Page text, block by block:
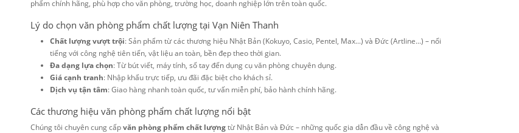
phẩm chính hãng, phù hợp cho văn phòng, trường học, doanh nghiệp lớn trên toàn quốc.
Lý do chọn văn phòng phẩm chất lượng tại Vạn Niên Thanh
Chất lượng vượt trội: Sản phẩm từ các thương hiệu Nhật Bản (Kokuyo, Casio, Pentel, Max...) và Đức (Artline...) – nổi
tiếng với công nghệ tiên tiến, vật liệu an toàn, bền đẹp theo thời gian.
Đa dạng lựa chọn: Từ bút viết, máy tính, sổ tay đến dụng cụ văn phòng chuyên dụng.
Giá cạnh tranh: Nhập khẩu trực tiếp, ưu đãi đặc biệt cho khách sỉ.
Dịch vụ tận tâm: Giao hàng nhanh toàn quốc, tư vấn miễn phí, bảo hành chính hãng.
Các thương hiệu văn phòng phẩm chất lượng nổi bật
Chúng tôi chuyên cung cấpvăn phòng phẩm chất lượngtừ Nhật Bản và Đức – những quốc gia dẫn đầu về công nghệ và